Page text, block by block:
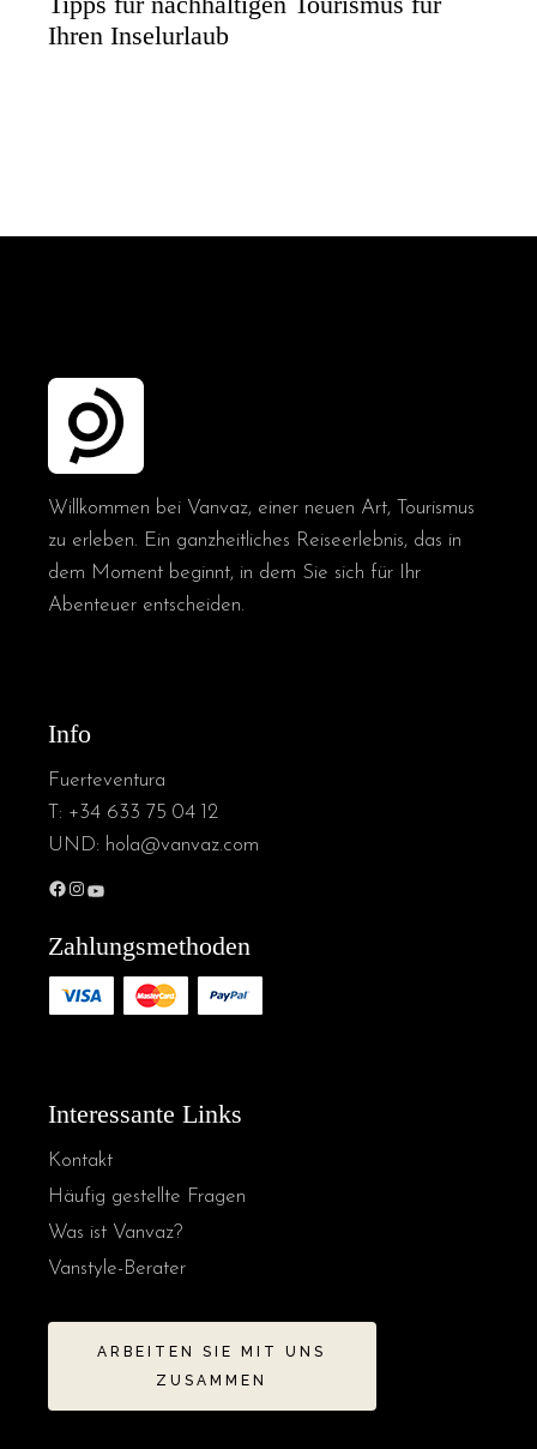
Ihren Inselurlaub
Willkommen bei Vanvaz, einer neuen Art, Tourismus
zu erleben. Ein ganzheitliches Reiseerlebnis, das in
dem Moment beginnt, in dem Sie sich für Ihr
Abenteuer entscheiden.
Info
Fuerteventura
T: +34 633 75 04 12
UND: hola@vanvaz.com
Facebook
Instagram
YouTube
Zahlungsmethoden
Interessante Links
Kontakt
Häufig gestellte Fragen
Was ist Vanvaz?
Vanstyle-Berater
ARBEITEN SIE MIT UNS
ZUSAMMEN